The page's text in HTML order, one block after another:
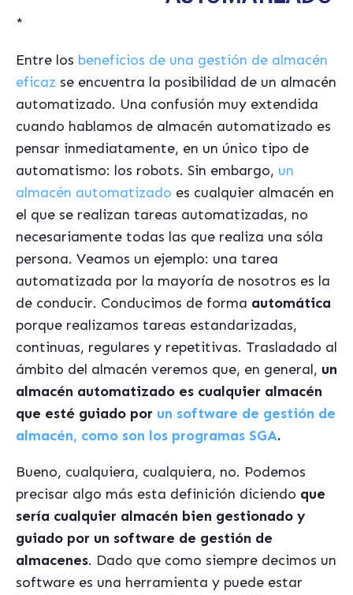
*
Entre los beneficios de una gestión de almacén
eficaz se encuentra la posibilidad de un almacén
automatizado. Una confusión muy extendida
cuando hablamos de almacén automatizado es
pensar inmediatamente, en un único tipo de
automatismo: los robots. Sin embargo, un
almacén automatizado es cualquier almacén en
el que se realizan tareas automatizadas, no
necesariamente todas las que realiza una sóla
persona. Veamos un ejemplo: una tarea
automatizada por la mayoría de nosotros es la
de conducir. Conducimos de forma automática
porque realizamos tareas estandarizadas,
continuas, regulares y repetitivas. Trasladado al
ámbito del almacén veremos que, en general, un
almacén automatizado es cualquier almacén
que esté guiado por un software de gestión de
almacén, como son los programas SGA.
Bueno, cualquiera, cualquiera, no. Podemos
precisar algo más esta definición diciendo que
sería cualquier almacén bien gestionado y
guiado por un software de gestión de
almacenes. Dado que como siempre decimos un
software es una herramienta y puede estar